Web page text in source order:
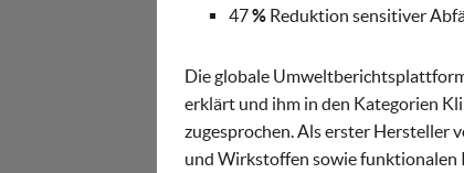
47% Reduktion sensitiver
Die globale
erklärt und ihm in den Kategorien
zugesprochen. Als erster Hersteller
und Wirkstoffen sowie funktionalen